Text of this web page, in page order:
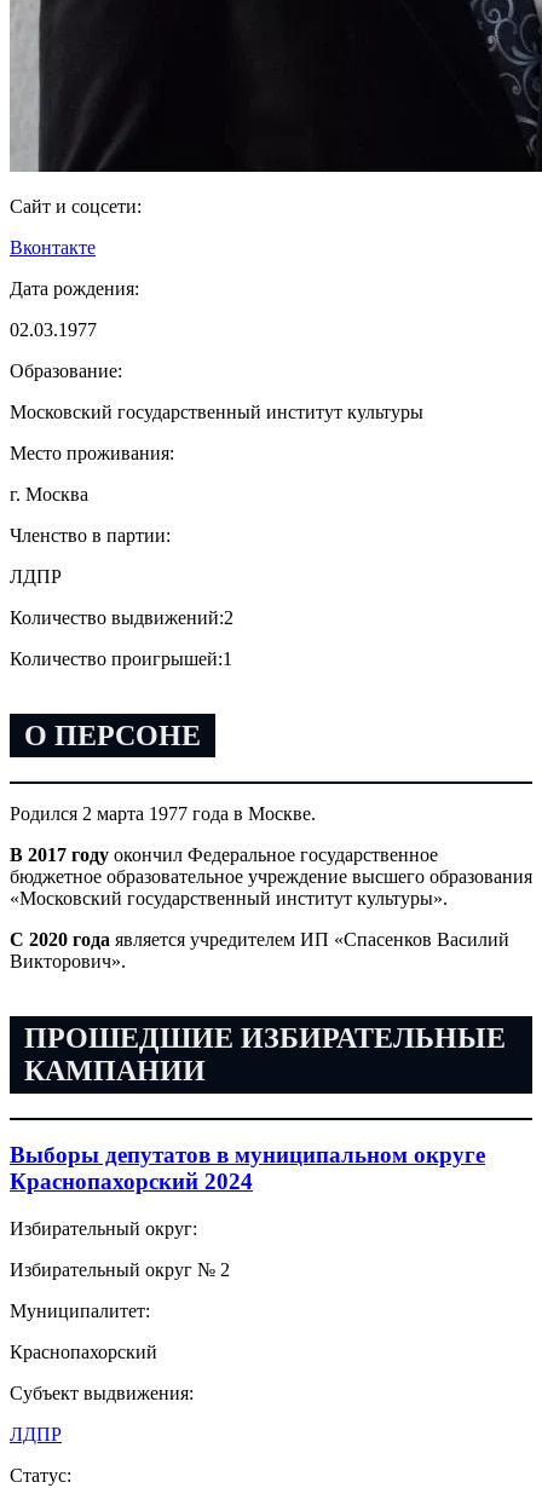
Сайт и соцсети:
Вконтакте
Дата рождения:
02.03.1977
Образование:
Московский государственный институт культуры
Место проживания:
г. Москва
Членство в партии:
ЛДПР
Количество выдвижений:2
Количество проигрышей:1
О ПЕРСОНЕ
Родился 2 марта 1977 года в Москве.
В 2017 году окончил Федеральное государственное
бюджетное образовательное учреждение высшего образования
«Московский государственный институт культуры».
С 2020 года является учредителем ИП «Спасенков Василий
Викторович».
ПРОШЕДШИЕ ИЗБИРАТЕЛЬНЫЕ
КАМПАНИИ
Выборы депутатов в муниципальном округе
Краснопахорский 2024
Избирательный округ:
Избирательный округ № 2
Муниципалитет:
Краснопахорский
Субъект выдвижения:
ЛДПР
Статус: